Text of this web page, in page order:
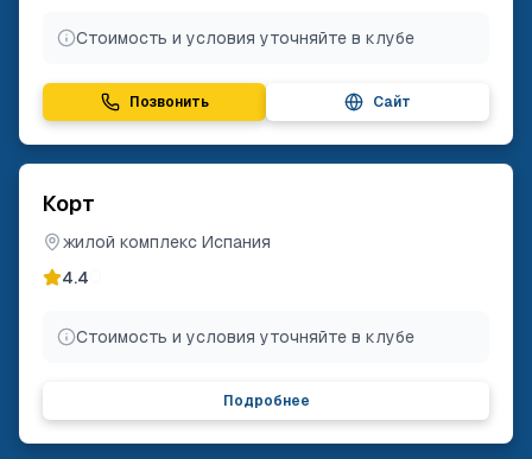
Стоимость и условия уточняйте в клубе
Позвонить Сайт
Корт
жилой комплекс Испания
4.4
Стоимость и условия уточняйте в клубе
Подробнее